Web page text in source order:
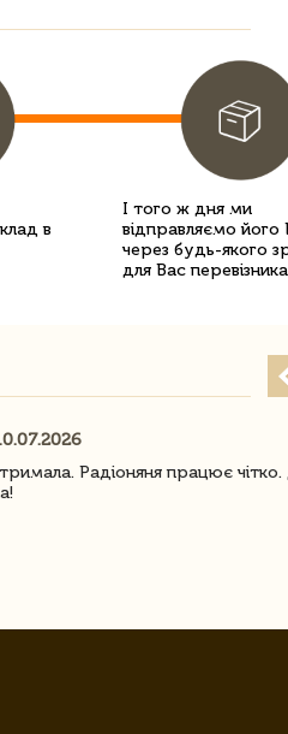
в
І того ж дня ми
відправляємо його
через будь-якого
для Вас перевізника
Радіоняня працює